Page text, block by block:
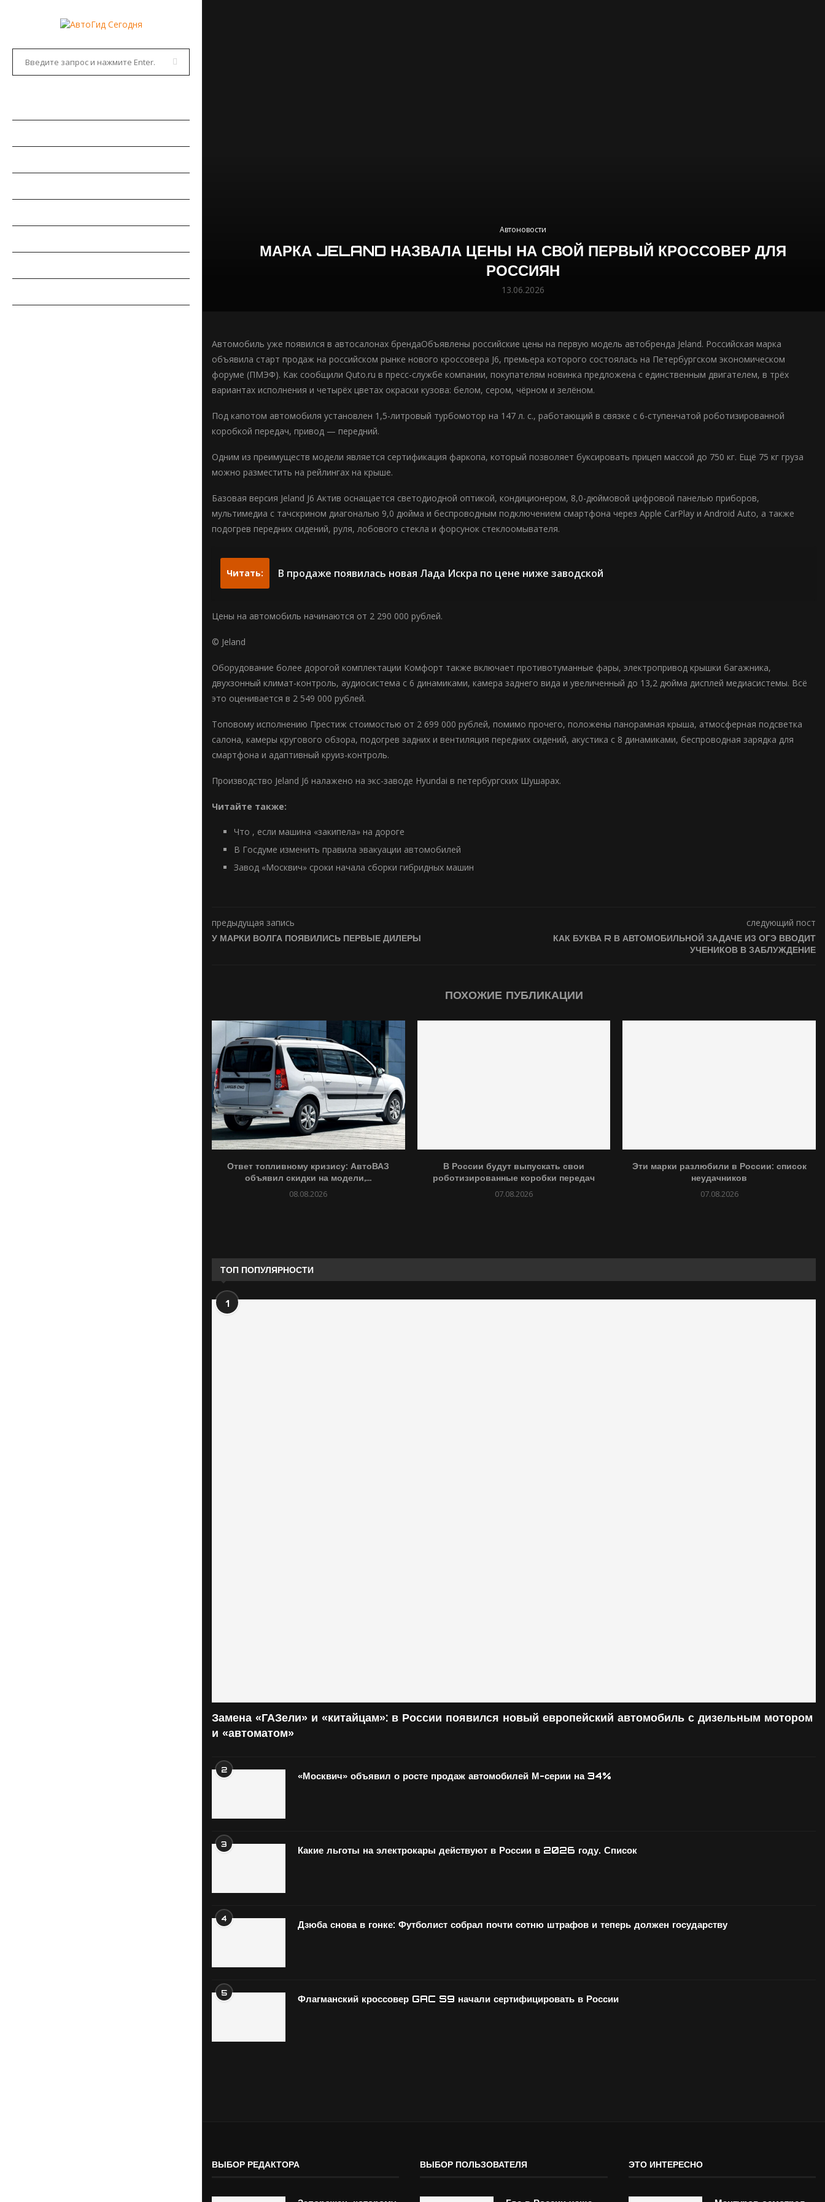
Автоновости
МАРКА JELAND НАЗВАЛА ЦЕНЫ НА СВОЙ ПЕРВЫЙ КРОССОВЕР ДЛЯ
РОССИЯН
13.06.2026
Автомобиль уже появился в автосалонах брендаОбъявлены российские цены на первую модель автобренда Jeland. Российская марка
объявила старт продаж на российском рынке нового кроссовера J6, премьера которого состоялась на Петербургском экономическом
форуме (ПМЭФ). Как сообщили Quto.ru в пресс-службе компании, покупателям новинка предложена с единственным двигателем, в трёх
вариантах исполнения и четырёх цветах окраски кузова: белом, сером, чёрном и зелёном.
Под капотом автомобиля установлен 1,5-литровый турбомотор на 147 л. с., работающий в связке с 6-ступенчатой роботизированной
коробкой передач, привод — передний.
Одним из преимуществ модели является сертификация фаркопа, который позволяет буксировать прицеп массой до 750 кг. Ещё 75 кг груза
можно разместить на рейлингах на крыше.
Базовая версия Jeland J6 Актив оснащается светодиодной оптикой, кондиционером, 8,0-дюймовой цифровой панелью приборов,
мультимедиа с тачскрином диагональю 9,0 дюйма и беспроводным подключением смартфона через Apple CarPlay и Android Auto, а также
подогрев передних сидений, руля, лобового стекла и форсунок стеклоомывателя.
Читать: В продаже появилась новая Лада Искра по цене ниже заводской
Цены на автомобиль начинаются от 2 290 000 рублей.
© Jeland
Оборудование более дорогой комплектации Комфорт также включает противотуманные фары, электропривод крышки багажника,
двухзонный климат-контроль, аудиосистема с 6 динамиками, камера заднего вида и увеличенный до 13,2 дюйма дисплей медиасистемы. Всё
это оценивается в 2 549 000 рублей.
Топовому исполнению Престиж стоимостью от 2 699 000 рублей, помимо прочего, положены панорамная крыша, атмосферная подсветка
салона, камеры кругового обзора, подогрев задних и вентиляция передних сидений, акустика с 8 динамиками, беспроводная зарядка для
смартфона и адаптивный круиз-контроль.
Производство Jeland J6 налажено на экс-заводе Hyundai в петербургских Шушарах.
Читайте также:
Что , если машина «закипела» на дороге
В Госдуме изменить правила эвакуации автомобилей
Завод «Москвич» сроки начала сборки гибридных машин
предыдущая запись
У МАРКИ ВОЛГА ПОЯВИЛИСЬ ПЕРВЫЕ ДИЛЕРЫ
следующий пост
КАК БУКВА R В АВТОМОБИЛЬНОЙ ЗАДАЧЕ ИЗ ОГЭ ВВОДИТ
УЧЕНИКОВ В ЗАБЛУЖДЕНИЕ
ПОХОЖИЕ ПУБЛИКАЦИИ
Ответ топливному кризису: АвтоВАЗ
объявил скидки на модели,...
08.08.2026
В России будут выпускать свои
роботизированные коробки передач
07.08.2026
Эти марки разлюбили в России: список
неудачников
07.08.2026
ТОП ПОПУЛЯРНОСТИ
1
Замена «ГАЗели» и «китайцам»: в России появился новый европейский автомобиль с дизельным мотором
и «автоматом»
2
«Москвич» объявил о росте продаж автомобилей М-серии на 34%
3
Какие льготы на электрокары действуют в России в 2026 году. Список
4
Дзюба снова в гонке: Футболист собрал почти сотню штрафов и теперь должен государству
5
Флагманский кроссовер GAC S9 начали сертифицировать в России
ВЫБОР РЕДАКТОРА ВЫБОР ПОЛЬЗОВАТЕЛЯ ЭТО ИНТЕРЕСНО